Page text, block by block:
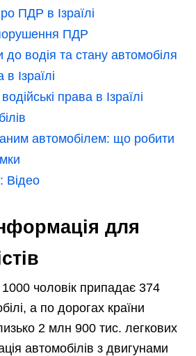
ПДР в Ізраїлі
ПДР
до водія та стану автомобіля
Ізраїлі
права в Ізраїлі
автомобілем: що робити
Відео
для
1000 чоловік припадає 374
а по дорогах країни
2 млн 900 тис. легкових
автомобілів з двигунами